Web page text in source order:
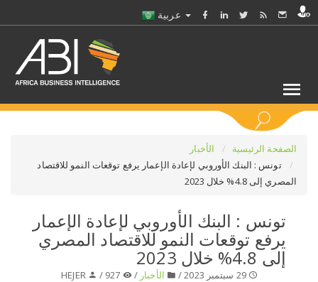
حدد ملفا
الصفحة الرئيسية
الأخبار
تونس : البنك الأوروبي لإعادة الإعمار يرفع توقعات النمو للاقتصاد
المصري إلى 4.8% خلال 2023
تونس : البنك الأوروبي لإعادة الإعمار
يرفع توقعات النمو للاقتصاد المصري
إلى 4.8% خلال 2023
29 سبتمبر 2023 / الأخبار /
HEJER